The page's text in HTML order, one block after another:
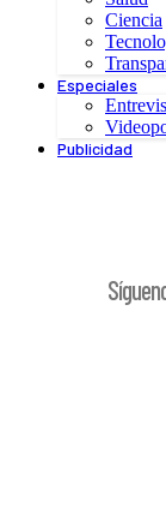
Ciencia
Especiales
Publicidad